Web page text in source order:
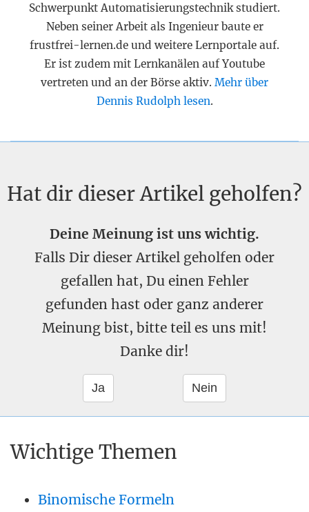
Schwerpunkt Automatisierungstechnik studiert.
Neben seiner Arbeit als Ingenieur baute er
frustfrei-lernen.de und weitere Lernportale auf.
Er ist zudem mit Lernkanälen auf Youtube
vertreten und an der Börse aktiv. Mehr über
Dennis Rudolph lesen.
Hat dir dieser Artikel geholfen?
Deine Meinung ist uns wichtig.
Falls Dir dieser Artikel geholfen oder
gefallen hat, Du einen Fehler
gefunden hast oder ganz anderer
Meinung bist, bitte teil es uns mit!
Danke dir!
Wichtige Themen
Binomische Formeln